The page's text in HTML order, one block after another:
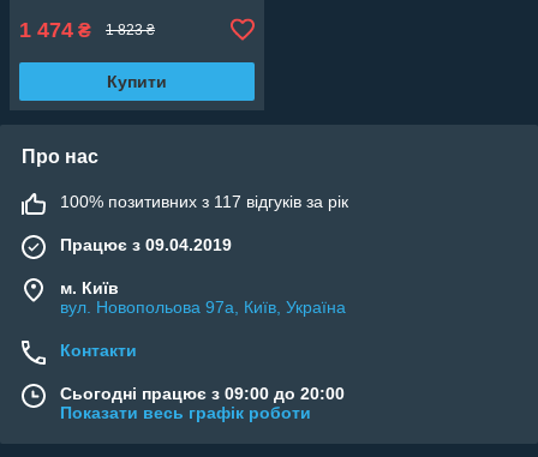
1 474 ₴ 1 823 ₴
Купити
Про нас
100% позитивних з 117 відгуків за рік
Працює з 09.04.2019
м. Київ
вул. Новопольова 97а, Київ, Україна
Контакти
Сьогодні працює з 09:00 до 20:00
Показати весь графік роботи